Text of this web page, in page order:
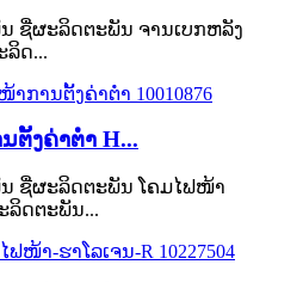
ຊື່ຜະລິດຕະພັນ ຈານເບກຫລັງ
ລິດ...
ຕັ້ງຄ່າຕ່ຳ H...
ຊື່ຜະລິດຕະພັນ ໂຄມໄຟໜ້າ
ລິດຕະພັນ...